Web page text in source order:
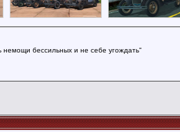
бессильных и не себе угождать"